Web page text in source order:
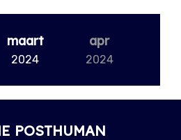
maart
2024
apr
2024
POSTHUMAN